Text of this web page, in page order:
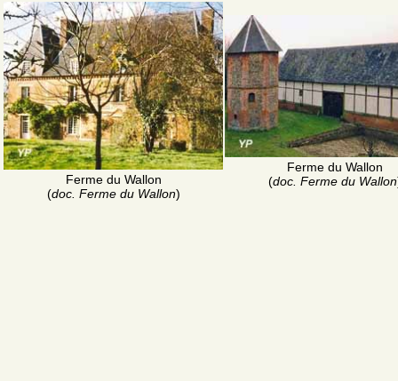
Ferme du Wallon
(doc. Ferme du Wallon)
Ferme du Wallon
(doc. Ferme du Wallon